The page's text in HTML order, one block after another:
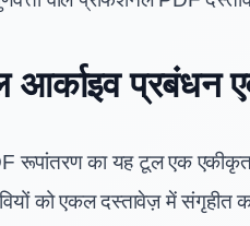
आर्काइव प्रबंधन
रूपांतरण का यह टूल एक एकीकृत
को एकल दस्तावेज़ में संगृहीत